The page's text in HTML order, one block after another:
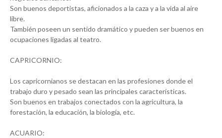
Son buenos deportistas, aficionados a la caza y a la vida al aire
libre.
También poseen un sentido dramático y pueden ser buenos en
ocupaciones ligadas al teatro.
CAPRICORNIO:
Los capricornianos se destacan en las profesiones donde el
trabajo duro y pesado sean las principales características.
Son buenos en trabajos conectados con la agricultura, la
forestación, la educación, la biología, etc.
ACUARIO: